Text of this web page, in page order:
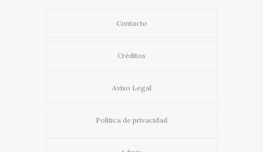
Contacto
Créditos
Aviso Legal
Política de privacidad